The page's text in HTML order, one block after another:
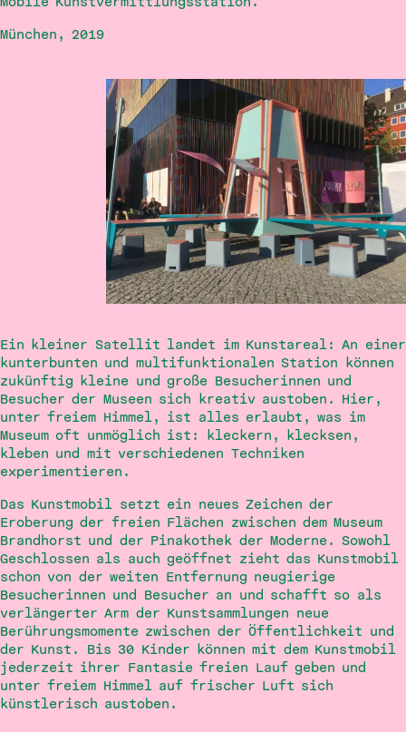
Alles Rollt
Kunstmobil Augsburg
Cucina Pubblica Ⅴ
Weiterleitern
Mind the Gap! DomiD Labs
München, 2019
Ein kleiner Satellit landet im Kunstareal: An einer
kunterbunten und multifunktionalen Station können
zukünftig kleine und große Besucherinnen und
Besucher der Museen sich kreativ austoben. Hier,
unter freiem Himmel, ist alles erlaubt, was im
Museum oft unmöglich ist: kleckern, klecksen,
kleben und mit verschiedenen Techniken
experimentieren.
Das Kunstmobil setzt ein neues Zeichen der
Eroberung der freien Flächen zwischen dem Museum
Brandhorst und der Pinakothek der Moderne. Sowohl
Geschlossen als auch geöffnet zieht das Kunstmobil
schon von der weiten Entfernung neugierige
Besucherinnen und Besucher an und schafft so als
verlängerter Arm der Kunstsammlungen neue
Berührungsmomente zwischen der Öffentlichkeit und
der Kunst. Bis 30 Kinder können mit dem Kunstmobil
jederzeit ihrer Fantasie freien Lauf geben und
unter freiem Himmel auf frischer Luft sich
künstlerisch austoben.